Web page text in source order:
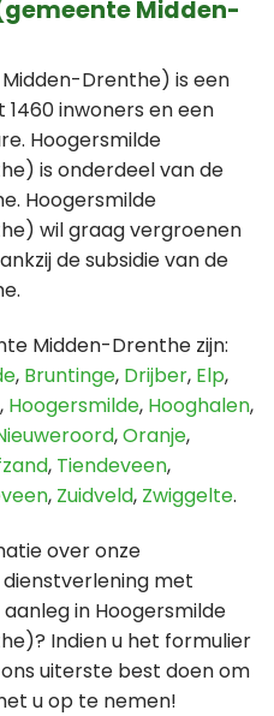
Midden-
Drenthe) is een
inwoners en een
Hoogersmilde
is onderdeel van de
Hoogersmilde
wil graag vergroenen
de subsidie van de
Midden-Drenthe zijn:
, Bruntinge, Drijber, Elp,
, Hoogersmilde, Hooghalen,
,Oranje,
, Tiendeveen,
, Zuidveld, Zwiggelte.
over onze
met
in Hoogersmilde
Indien u het formulier
uiterste best doen om
u op te nemen!